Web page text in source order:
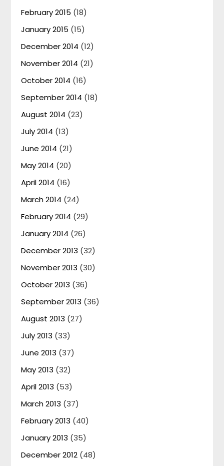
February 2015 (18)
January 2015 (15)
December 2014 (12)
November 2014 (21)
October 2014 (16)
September 2014 (18)
August 2014 (23)
July 2014 (13)
June 2014 (21)
May 2014 (20)
April 2014 (16)
March 2014 (24)
February 2014 (29)
January 2014 (26)
December 2013 (32)
November 2013 (30)
October 2013 (36)
September 2013 (36)
August 2013 (27)
July 2013 (33)
June 2013 (37)
May 2013 (32)
April 2013 (53)
March 2013 (37)
February 2013 (40)
January 2013 (35)
December 2012 (48)